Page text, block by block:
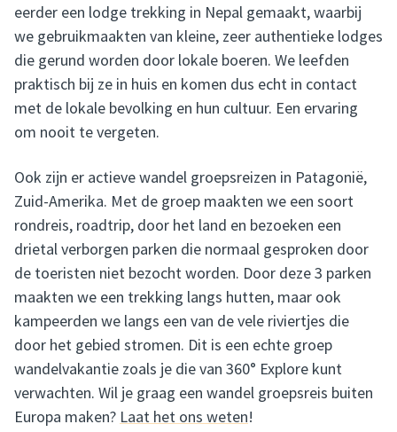
eerder een lodge trekking in Nepal gemaakt, waarbij
we gebruikmaakten van kleine, zeer authentieke lodges
die gerund worden door lokale boeren. We leefden
praktisch bij ze in huis en komen dus echt in contact
met de lokale bevolking en hun cultuur. Een ervaring
om nooit te vergeten.
Ook zijn er actieve wandel groepsreizen in Patagonië,
Zuid-Amerika. Met de groep maakten we een soort
rondreis, roadtrip, door het land en bezoeken een
drietal verborgen parken die normaal gesproken door
de toeristen niet bezocht worden. Door deze 3 parken
maakten we een trekking langs hutten, maar ook
kampeerden we langs een van de vele riviertjes die
door het gebied stromen. Dit is een echte groep
wandelvakantie zoals je die van 360° Explore kunt
verwachten. Wil je graag een wandel groepsreis buiten
Europa maken? Laat het ons weten!